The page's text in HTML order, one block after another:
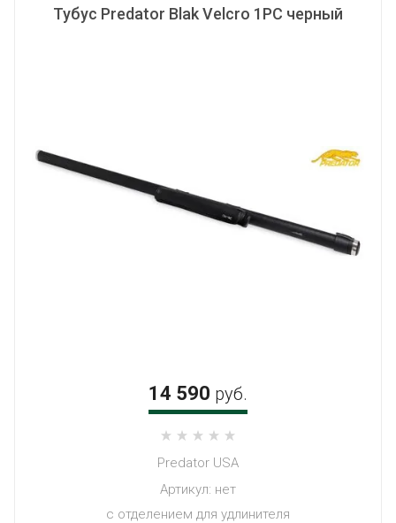
Тубус Predator Blak Velcro 1PC черный
14 590 руб.
Predator USA
Артикул: нет
с отделением для удлинителя